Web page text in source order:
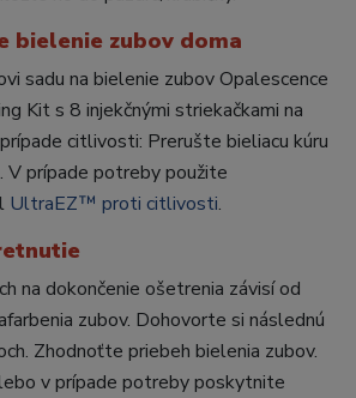
bielenie zubov doma
sadu na bielenie zubov Opalescence
Kit s 8 injekčnými striekačkami na
citlivosti: Prerušte bieliacu kúru
V prípade potreby použite
UltraEZ™ proti citlivosti.
na dokončenie ošetrenia závisí od
zubov. Dohovorte si následnú
Zhodnoťte priebeh bielenia zubov.
v prípade potreby poskytnite